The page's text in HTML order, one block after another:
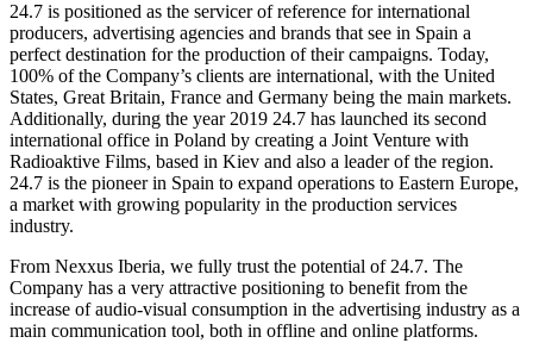
24.7 is positioned as the servicer of reference for international
producers, advertising agencies and brands that see in Spain a
perfect destination for the production of their campaigns. Today,
100% of the Company’s clients are international, with the United
States, Great Britain, France and Germany being the main markets.
Additionally, during the year 2019 24.7 has launched its second
international office in Poland by creating a Joint Venture with
Radioaktive Films, based in Kiev and also a leader of the region.
24.7 is the pioneer in Spain to expand operations to Eastern Europe,
a market with growing popularity in the production services
industry.
From Nexxus Iberia, we fully trust the potential of 24.7. The
Company has a very attractive positioning to benefit from the
increase of audio-visual consumption in the advertising industry as a
main communication tool, both in offline and online platforms.